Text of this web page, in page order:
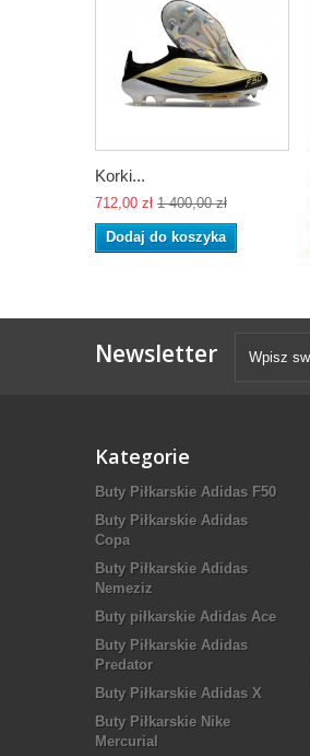
Korki...
712,00 zł 1 400,00 zł
Dodaj do koszyka
Newsletter
Kategorie
Buty Piłkarskie Adidas F50
Buty Piłkarskie Adidas
Copa
Buty Piłkarskie Adidas
Nemeziz
Buty piłkarskie Adidas Ace
Buty Piłkarskie Adidas
Predator
Buty Piłkarskie Adidas X
Buty Piłkarskie Nike
Mercurial